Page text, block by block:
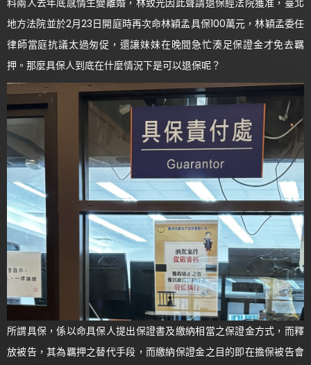
料兩人去年底感情生變離婚，林致光因此聲請退保經法院獲准，臺北
地方法院並於2月23日開庭時再次命林穎孟具保100萬元，林穎孟委任
律師當庭抗議太過匆促，還讓妹妹在晚間急忙湊足保證金才免去羈
押。那麼具保人到底在什麼情況下是可以退保呢？
所謂具保，係以命具保人提出保證書及繳納相當之保證金方式，而釋
放被告，其為羈押之替代手段，而繳納保證金之目的即在擔保被告會